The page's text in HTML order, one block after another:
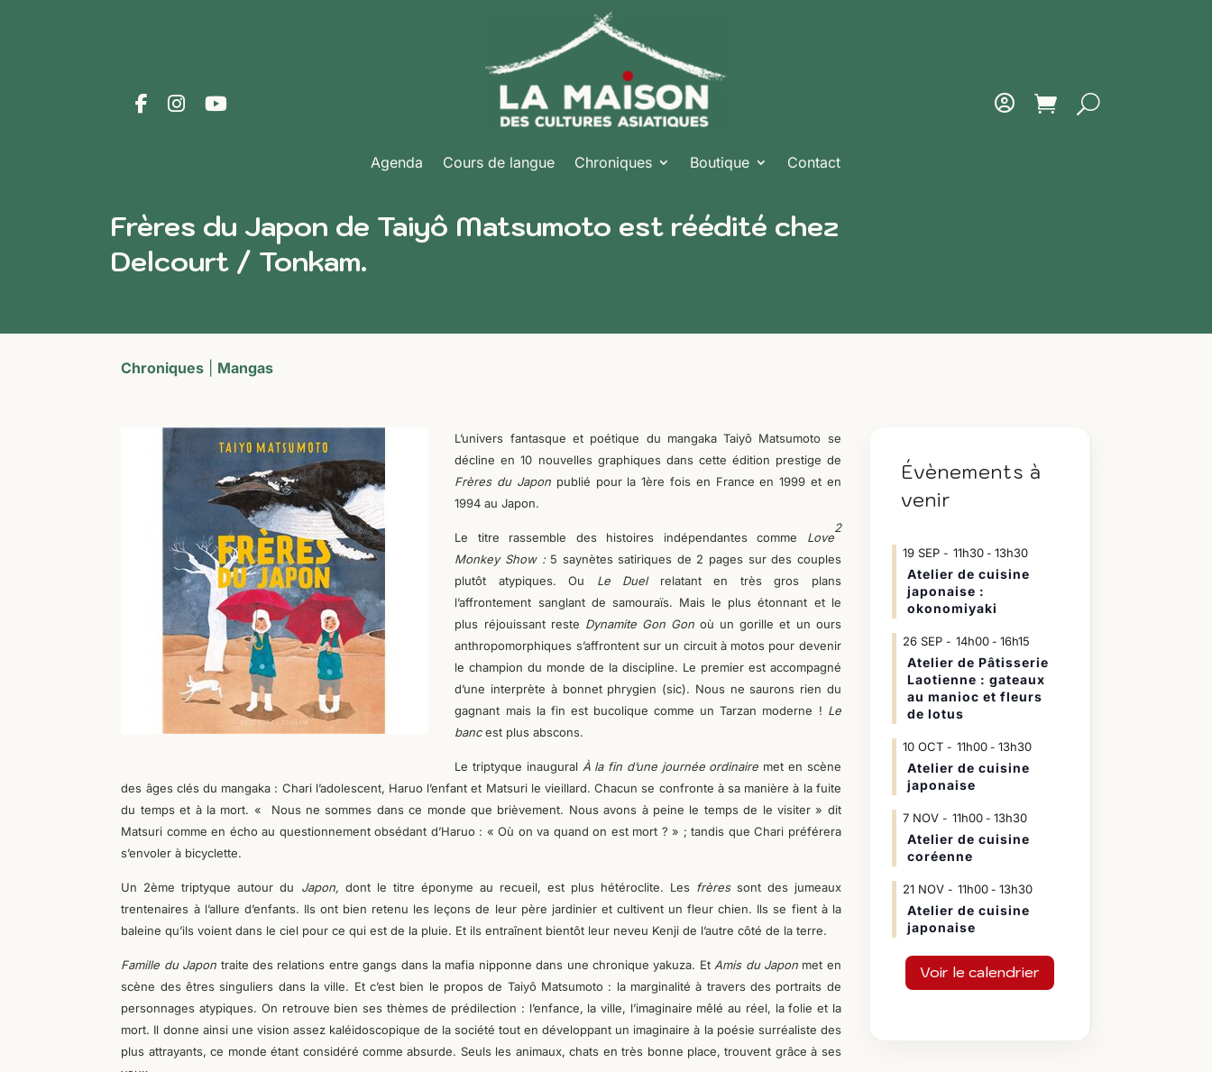
Agenda Cours de langue Chroniques Boutique Contact
Frères du Japon de Taiyô Matsumoto est réédité chez
Delcourt / Tonkam.
Chroniques Mangas
L’univers fantasque et poétique du mangaka Taiyô Matsumoto se
décline en 10 nouvelles graphiques dans cette édition prestige de
Frères du Japon publié pour la 1ère fois en France en 1999 et en
1994 au Japon.
Le titre rassemble des histoires indépendantes comme Love
2
Monkey Show : 5 saynètes satiriques de 2 pages sur des couples
plutôt atypiques. Ou Le Duel relatant en très gros plans
l’affrontement sanglant de samouraïs. Mais le plus étonnant et le
plus réjouissant reste Dynamite Gon Gon où un gorille et un ours
anthropomorphiques s’affrontent sur un circuit à motos pour devenir
le champion du monde de la discipline. Le premier est accompagné
d’une interprète à bonnet phrygien (sic). Nous ne saurons rien du
gagnant mais la fin est bucolique comme un Tarzan moderne ! Le
bancest plus abscons.
Le triptyque inaugural À la fin d’une journée ordinaire met en scène
des âges clés du mangaka : Chari l’adolescent, Haruo l’enfant et Matsuri le vieillard. Chacun se confronte à sa manière à la fuite
du temps et à la mort. « Nous ne sommes dans ce monde que brièvement. Nous avons à peine le temps de le visiter » dit
Matsuri comme en écho au questionnement obsédant d’Haruo : « Où on va quand on est mort ? » ; tandis que Chari préférera
s’envoler à bicyclette.
Un 2ème triptyque autour du Japon, dont le titre éponyme au recueil, est plus hétéroclite. Les frères sont des jumeaux
trentenaires à l’allure d’enfants. Ils ont bien retenu les leçons de leur père jardinier et cultivent un fleur chien. Ils se fient à la
baleine qu’ils voient dans le ciel pour ce qui est de la pluie. Et ils entraînent bientôt leur neveu Kenji de l’autre côté de la terre.
Famille du Japon traite des relations entre gangs dans la mafia nipponne dans une chronique yakuza. Et Amis du Japon met en
scène des êtres singuliers dans la ville. Et c’est bien le propos de Taiyô Matsumoto : la marginalité à travers des portraits de
personnages atypiques. On retrouve bien ses thèmes de prédilection : l’enfance, la ville, l’imaginaire mêlé au réel, la folie et la
mort. Il donne ainsi une vision assez kaléidoscopique de la société tout en développant un imaginaire à la poésie surréaliste des
plus attrayants, ce monde étant considéré comme absurde. Seuls les animaux, chats en très bonne place, trouvent grâce à ses
Évènements à
venir
19 SEP 11h30- 13h30
Atelier de cuisine
japonaise :
okonomiyaki
26 SEP 14h00- 16h15
Atelier de Pâtisserie
Laotienne : gateaux
au manioc et fleurs
de lotus
10 OCT 11h00- 13h30
Atelier de cuisine
japonaise
7 NOV 11h00- 13h30
Atelier de cuisine
coréenne
21 NOV 11h00- 13h30
Atelier de cuisine
japonaise
Voir le calendrier